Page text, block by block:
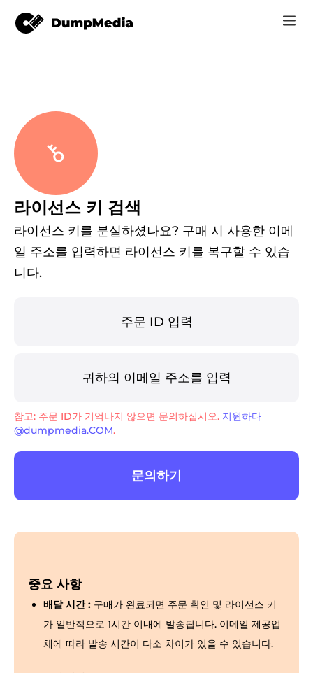
온라인 도구
Spotify mp3로
유튜브 뮤직 MP3
애플 뮤직에 MP3
아마존 뮤직으로 MP3
스노에 MP3
스토어
어떻게
고객 지원
라이선스 키 검색
라이선스 키를 분실하셨나요? 구매 시 사용한 이메
일 주소를 입력하면 라이선스 키를 복구할 수 있습
니다.
참고: 주문 ID가 기억나지 않으면 문의하십시오. 지원하다
@dumpmedia.COM.
문의하기
중요 사항
배달 시간 : 구매가 완료되면 주문 확인 및 라이선스 키
가 일반적으로 1시간 이내에 발송됩니다. 이메일 제공업
체에 따라 발송 시간이 다소 차이가 있을 수 있습니다.